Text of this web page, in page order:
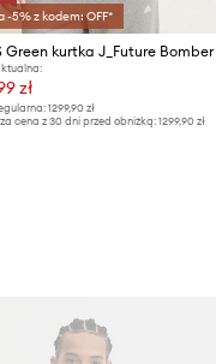
-5% z kodem: OFF*
Green kurtka J_Future Bomber
zł
1299,90 zł
cena z 30 dni przed obniżką: 1299,90 zł